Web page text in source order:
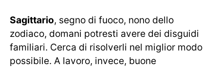
Sagittario, segno di fuoco, nono dello
zodiaco, domani potresti avere dei disguidi
familiari. Cerca di risolverli nel miglior modo
possibile. A lavoro, invece, buone